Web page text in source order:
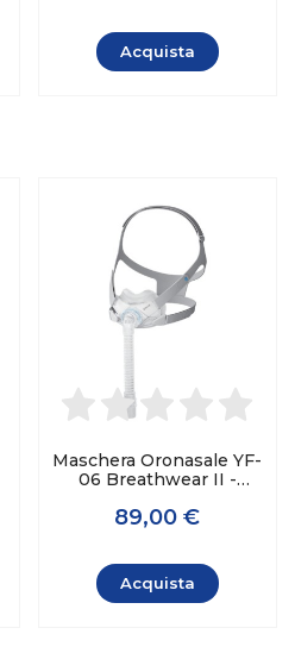
Acquista
Maschera Oronasale YF-
06 Breathwear II -
89,00 €
Acquista